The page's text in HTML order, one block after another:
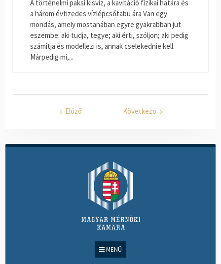
MENÜ
A történelmi paksi kisvíz, a kavitáció fizikai határa és
a három évtizedes vízlépcsőtabu ára Van egy
mondás, amely mostanában egyre gyakrabban jut
eszembe: aki tudja, tegye; aki érti, szóljon; aki pedig
számítja és modellezi is, annak cselekednie kell.
Márpedig mi,...
← Előző Következő →